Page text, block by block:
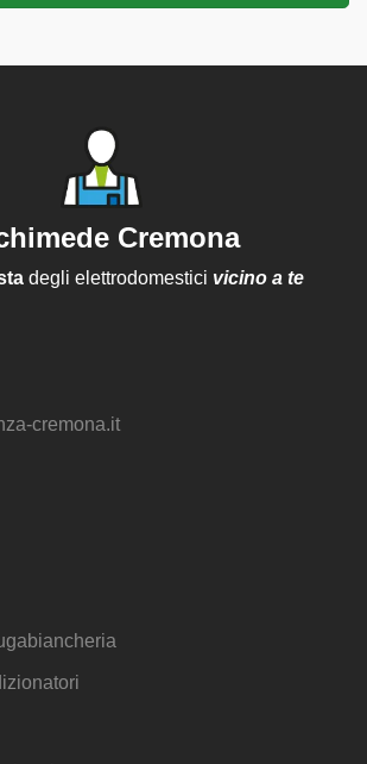
Cremona
degli elettrodomestici vicino a te
cremona.it